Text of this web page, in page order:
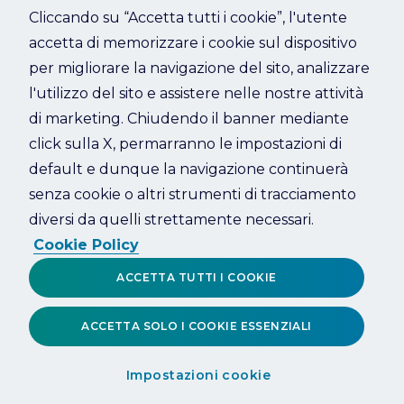
Refresh
Cliccando su “Accetta tutti i cookie”, l'utente
accetta di memorizzare i cookie sul dispositivo
per migliorare la navigazione del sito, analizzare
l'utilizzo del sito e assistere nelle nostre attività
di marketing. Chiudendo il banner mediante
click sulla X, permarranno le impostazioni di
default e dunque la navigazione continuerà
senza cookie o altri strumenti di tracciamento
diversi da quelli strettamente necessari.
Cookie Policy
Impostazioni cookie
ACCETTA SOLO I COOKIE ESSENZIALI
ACCETTA TUTTI I COOKIE